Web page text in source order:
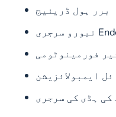
برر ہول ڈرینیج
فورمینوٹومی
کی ہڈی کی سرجری